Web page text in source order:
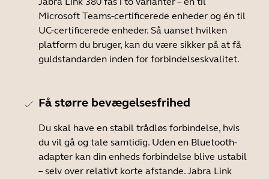
Microsoft Teams-certificerede enheder og én til
UC-certificerede enheder. Så uanset hvilken
platform du bruger, kan du være sikker på at få
guldstandarden inden for forbindelseskvalitet.
Få større bevægelsesfrihed
Du skal have en stabil trådløs forbindelse, hvis
du vil gå og tale samtidig. Uden en Bluetooth-
adapter kan din enheds forbindelse blive ustabil
– selv over relativt korte afstande. Jabra Link